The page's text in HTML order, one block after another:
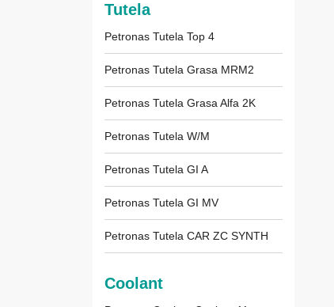
Tutela
Petronas Tutela Top 4
Petronas Tutela Grasa MRM2
Petronas Tutela Grasa Alfa 2K
Petronas Tutela W/M
Petronas Tutela GI A
Petronas Tutela GI MV
Petronas Tutela CAR ZC SYNTH
Coolant